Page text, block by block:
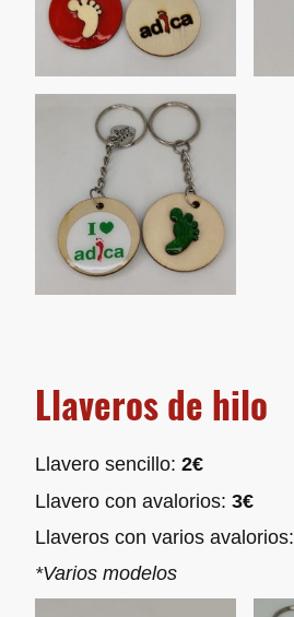
Llaveros de hilo
Llavero sencillo: 2€
Llavero con avalorios: 3€
Llaveros con varios avalorios:
*Varios modelos